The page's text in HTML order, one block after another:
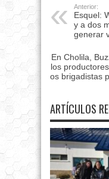
Anterior:
Esquel:
y a dos
generar
En Cholila,
los
los brigadistas
ARTÍCULOS